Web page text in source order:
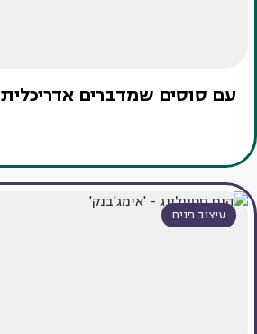
עם סוסים שמדברים אדריכלית
עיצוב פנים